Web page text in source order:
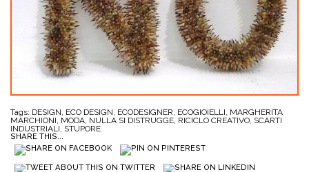
Tags: DESIGN, ECO DESIGN, ECODESIGNER, ECOGIOIELLI, MARGHERITA
MARCHIONI, MODA, NULLA SI DISTRUGGE, RICICLO CREATIVO, SCARTI
INDUSTRIALI, STUPORE
SHARE THIS...